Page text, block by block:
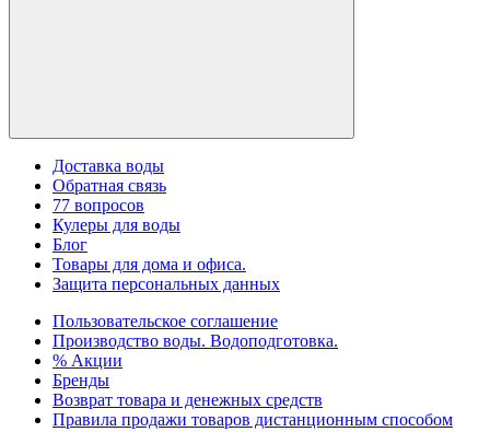
Доставка воды
Обратная связь
77 вопросов
Кулеры для воды
Блог
Товары для дома и офиса.
Защита персональных данных
Пользовательское соглашение
Производство воды. Водоподготовка.
% Акции
Бренды
Возврат товара и денежных средств
Правила продажи товаров дистанционным способом